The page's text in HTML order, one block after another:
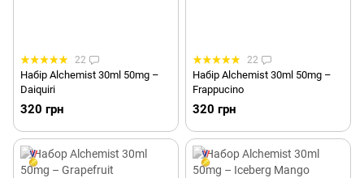
22
Набір Alchemist 30ml 50mg –
Daiquiri
320 грн
22
Набір Alchemist 30ml 50mg –
Frappucino
320 грн